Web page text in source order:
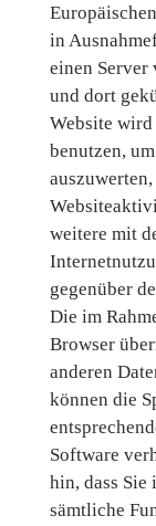
in
einen Server
und dort
Website
benutzen,
weitere mit
gegenüber
Die im
Browser
anderen
können die
Software
hin, dass Sie
sämtliche